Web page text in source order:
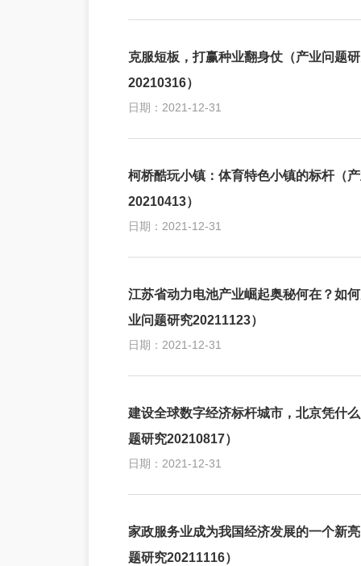
克服短板，打赢种业翻身仗（产业问题
20210316）
日期：2021-12-31
柯桥酷玩小镇：体育特色小镇的标杆（
20210413）
日期：2021-12-31
江苏省动力电池产业崛起奥秘何在？如
业问题研究20211123）
日期：2021-12-31
建设全球数字经济标杆城市，北京凭什
题研究20210817）
日期：2021-12-31
家政服务业成为我国经济发展的一个新
题研究20211116）